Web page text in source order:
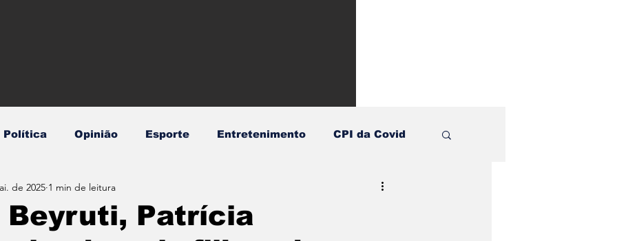
Política Opinião Esporte Entretenimento CPI da Covid
Mundo
Beyruti, Patrícia
de 2025 1 min de leitura